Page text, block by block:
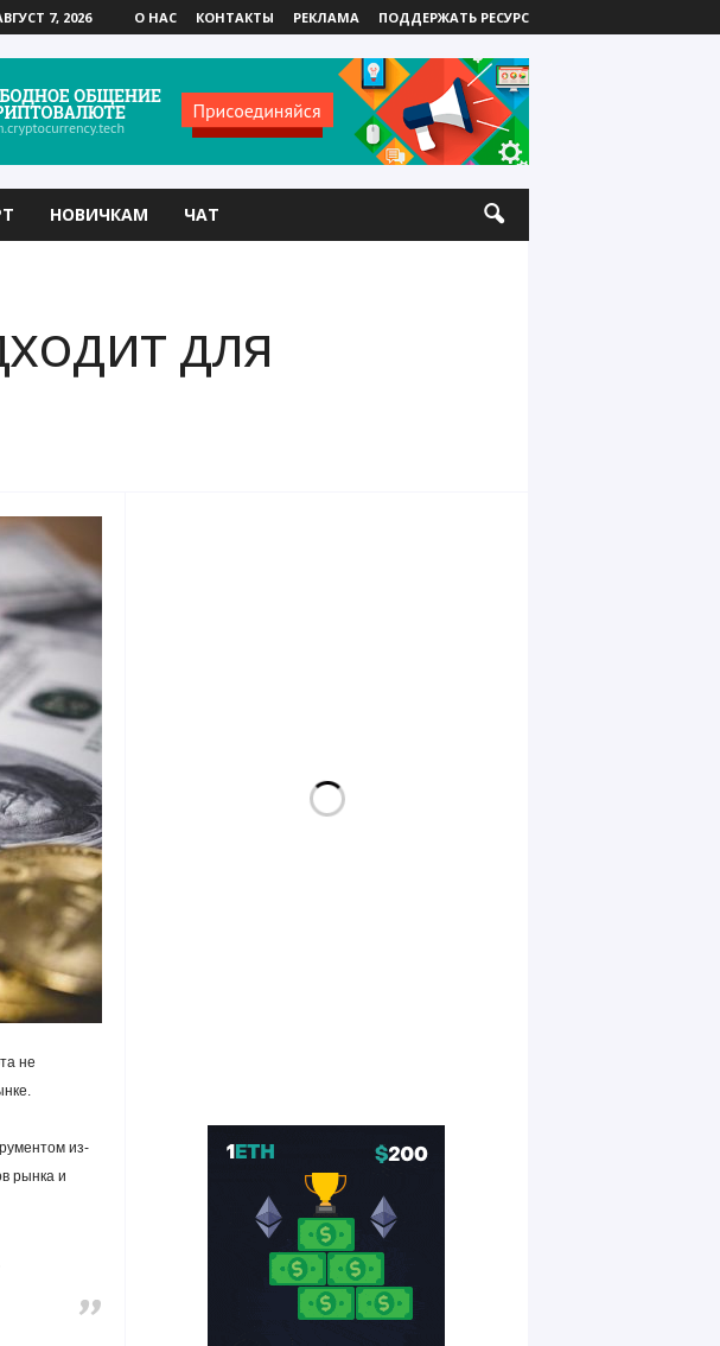
7, 2026 О НАС КОНТАКТЫ РЕКЛАМА ПОДДЕРЖАТЬ РЕСУРС
НОВИЧКАМ ЧАТ
для
не
из-
рынка и